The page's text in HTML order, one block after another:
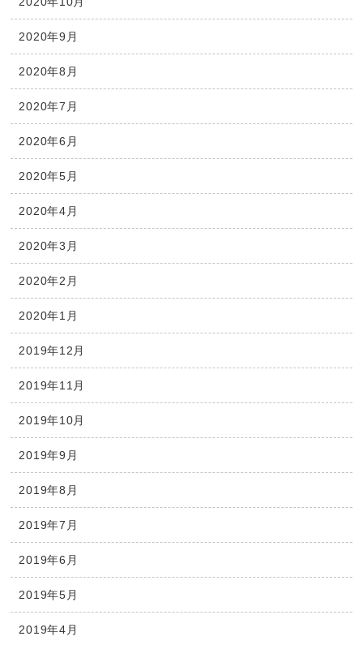
2020年9月
2020年8月
2020年7月
2020年6月
2020年5月
2020年4月
2020年3月
2020年2月
2020年1月
2019年12月
2019年11月
2019年10月
2019年9月
2019年8月
2019年7月
2019年6月
2019年5月
2019年4月